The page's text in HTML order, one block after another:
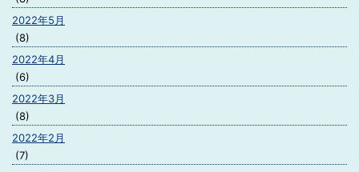
2022年5月
(8)
2022年4月
(6)
2022年3月
(8)
2022年2月
(7)